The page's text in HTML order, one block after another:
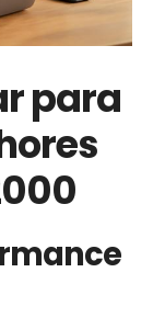
para